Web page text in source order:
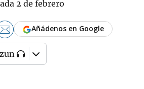
2 de febrero
Añádenos en Google